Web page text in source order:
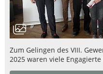
Zum Gelingen des VIII.
2025 waren viele